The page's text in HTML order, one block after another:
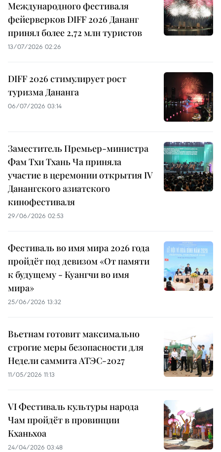
Международного фестиваля
фейерверков DIFF 2026 Дананг
принял более 2,72 млн туристов
13/07/2026 02:26
DIFF 2026 стимулирует рост
туризма Дананга
06/07/2026 03:14
Заместитель Премьер-министра
Фам Тхи Тхань Ча приняла
участие в церемонии открытия IV
Данангского азиатского
кинофестиваля
29/06/2026 02:53
Фестиваль во имя мира 2026 года
пройдёт под девизом «От памяти
к будущему - Куангчи во имя
мира»
25/06/2026 13:32
Вьетнам готовит максимально
строгие меры безопасности для
Недели саммита АТЭС-2027
11/05/2026 11:13
VI Фестиваль культуры народа
Чам пройдёт в провинции
Кханьхоа
24/04/2026 03:48